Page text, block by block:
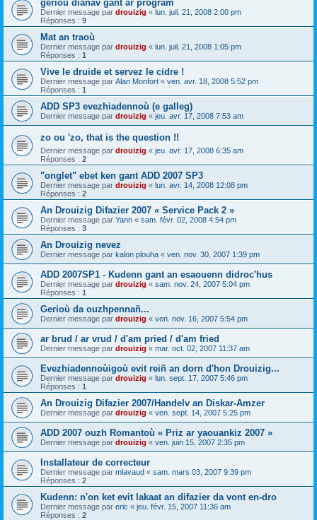
gerioù dianav gant ar program
Dernier message par drouizig « lun. juil. 21, 2008 2:00 pm
Réponses : 9
Mat an traoù
Dernier message par drouizig « lun. juil. 21, 2008 1:05 pm
Réponses : 1
Vive le druide et servez le cidre !
Dernier message par Alan Monfort « ven. avr. 18, 2008 5:52 pm
Réponses : 1
ADD SP3 evezhiadennoù (e galleg)
Dernier message par drouizig « jeu. avr. 17, 2008 7:53 am
zo ou 'zo, that is the question !!
Dernier message par drouizig « jeu. avr. 17, 2008 6:35 am
Réponses : 2
"onglet" ebet ken gant ADD 2007 SP3
Dernier message par drouizig « lun. avr. 14, 2008 12:08 pm
Réponses : 2
An Drouizig Difazier 2007 « Service Pack 2 »
Dernier message par Yann « sam. févr. 02, 2008 4:54 pm
Réponses : 3
An Drouizig nevez
Dernier message par kalon plouha « ven. nov. 30, 2007 1:39 pm
ADD 2007SP1 - Kudenn gant an esaouenn didroc'hus
Dernier message par drouizig « sam. nov. 24, 2007 5:04 pm
Réponses : 1
Gerioù da ouzhpennañ...
Dernier message par drouizig « ven. nov. 16, 2007 5:54 pm
ar brud / ar vrud / d'am pried / d'am fried
Dernier message par drouizig « mar. oct. 02, 2007 11:37 am
Evezhiadennoùigoù evit reiñ an dorn d'hon Drouizig...
Dernier message par drouizig « lun. sept. 17, 2007 5:46 pm
Réponses : 1
An Drouizig Difazier 2007/Handelv an Diskar-Amzer
Dernier message par drouizig « ven. sept. 14, 2007 5:25 pm
ADD 2007 ouzh Romantoù « Priz ar yaouankiz 2007 »
Dernier message par drouizig « ven. juin 15, 2007 2:35 pm
Installateur de correcteur
Dernier message par mlavaud « sam. mars 03, 2007 9:39 pm
Réponses : 2
Kudenn: n'on ket evit lakaat an difazier da vont en-dro
Dernier message par eric « jeu. févr. 15, 2007 11:36 am
Réponses : 2